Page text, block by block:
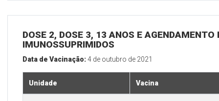
DOSE 2, DOSE 3, 13 ANOS E
IMUNOSSUPRIMIDOS
Data de Vacinação:4 de outubro de 2021
Unidade Vacina